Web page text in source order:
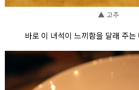
▲ 고추
바로 이 녀석이 느끼함을 달래 주